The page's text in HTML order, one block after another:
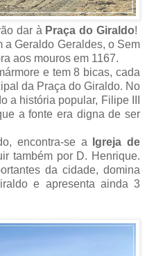
dar à Praça do Giraldo!
a Geraldo Geraldes, o Sem
aos mouros em 1167.
e tem 8 bicas, cada
da Praça do Giraldo. No
a história popular, Filipe III
a fonte era digna de ser
encontra-se a
Igreja de
também por D. Henrique.
da cidade, domina
e apresenta ainda 3